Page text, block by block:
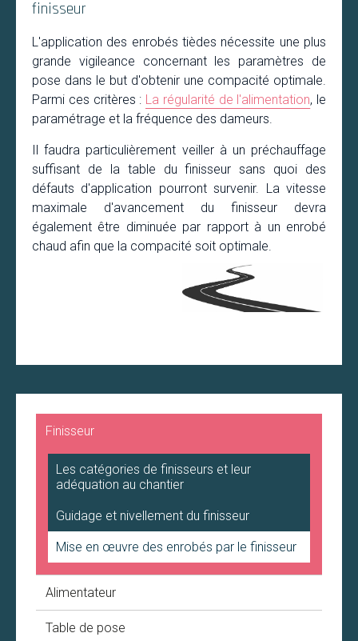
finisseur
L'application des enrobés tièdes nécessite une plus
grande vigileance concernant les paramètres de
pose dans le but d'obtenir une compacité optimale.
Parmi ces critères : La régularité de l'alimentation, le
paramétrage et la fréquence des dameurs.
Il faudra particulièrement veiller à un préchauffage
suffisant de la table du finisseur sans quoi des
défauts d'application pourront survenir. La vitesse
maximale d'avancement du finisseur devra
également être diminuée par rapport à un enrobé
chaud afin que la compacité soit optimale.
Finisseur
Les catégories de finisseurs et leur
adéquation au chantier
Guidage et nivellement du finisseur
Mise en œuvre des enrobés par le finisseur
Alimentateur
Table de pose